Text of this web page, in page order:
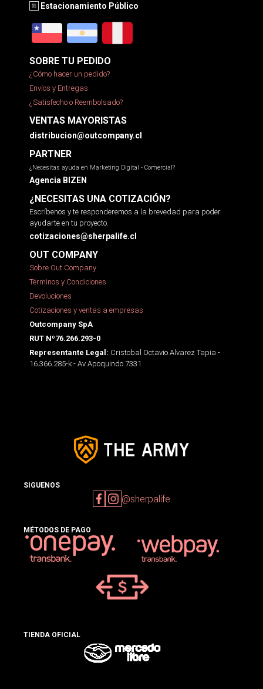
Estacionamiento Público
SOBRE TU PEDIDO
¿Cómo hacer un pedido?
Envíos y Entregas
¿Satisfecho o Reembolsado?
VENTAS MAYORISTAS
distribucion@outcompany.cl
PARTNER
¿Necesitas ayuda en Marketing Digital - Comercial?
Agencia BIZEN
¿NECESITAS UNA COTIZACIÓN?
Escríbenos y te responderemos a la brevedad para poder
ayudarte en tu proyecto.
cotizaciones@sherpalife.cl
OUT COMPANY
Sobre Out Company
Términos y Condiciones
Devoluciones
Cotizaciones y ventas a empresas
Outcompany SpA
RUT Nº76.266.293-0
Representante Legal: Cristobal Octavio Alvarez Tapia -
16.366.285-k - Av Apoquindo 7331
SIGUENOS
@sherpalife
MÉTODOS DE PAGO
TIENDA OFICIAL